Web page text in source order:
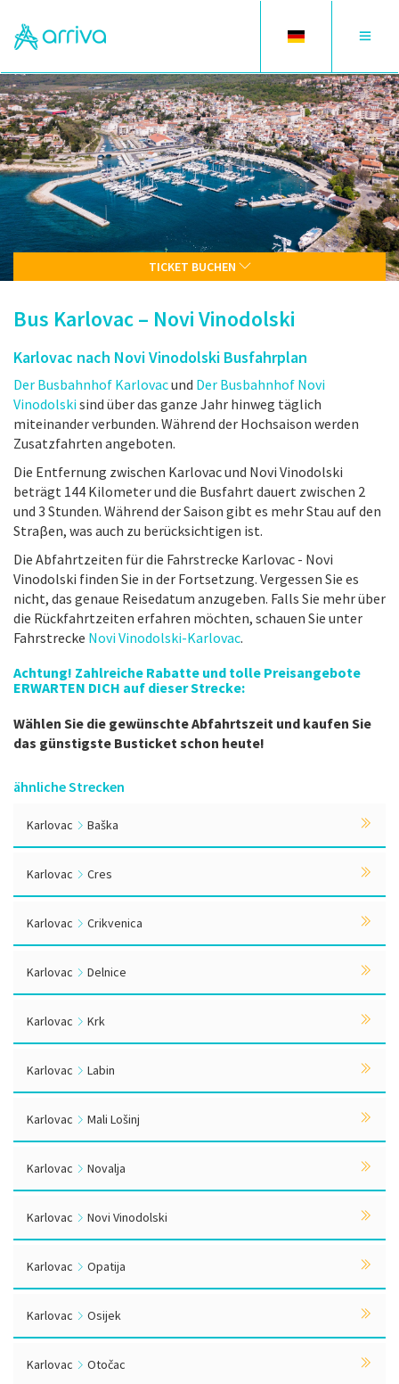
Toggle
Toggle
TICKET BUCHEN
Bus Karlovac – Novi Vinodolski
Karlovac nach Novi Vinodolski Busfahrplan
Der Busbahnhof Karlovacund Der Busbahnhof Novi
Vinodolskisind über das ganze Jahr hinweg täglich
miteinander verbunden. Während der Hochsaison werden
Zusatzfahrten angeboten.
Die Entfernung zwischen Karlovac und Novi Vinodolski
beträgt 144 Kilometer und die Busfahrt dauert zwischen 2
und 3 Stunden. Während der Saison gibt es mehr Stau auf den
Straβen, was auch zu berücksichtigen ist.
Die Abfahrtzeiten für die Fahrstrecke Karlovac - Novi
Vinodolski finden Sie in der Fortsetzung. Vergessen Sie es
nicht, das genaue Reisedatum anzugeben. Falls Sie mehr über
die Rückfahrtzeiten erfahren möchten, schauen Sie unter
Fahrstrecke Novi Vinodolski-Karlovac.
Achtung! Zahlreiche Rabatte und tolle Preisangebote
ERWARTEN DICH auf dieser Strecke:
Wählen Sie die gewünschte Abfahrtszeit und kaufen Sie
das günstigste Busticket schon heute!
ähnliche Strecken
Karlovac Baška
Karlovac Cres
Karlovac Crikvenica
Karlovac Delnice
Karlovac Krk
Karlovac Labin
Karlovac Mali Lošinj
Karlovac Novalja
Karlovac Novi Vinodolski
Karlovac Opatija
Karlovac Osijek
Karlovac Otočac